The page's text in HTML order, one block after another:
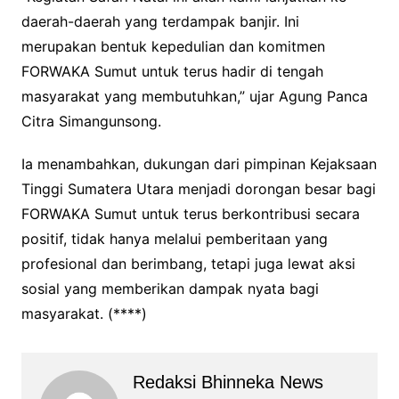
daerah-daerah yang terdampak banjir. Ini
merupakan bentuk kepedulian dan komitmen
FORWAKA Sumut untuk terus hadir di tengah
masyarakat yang membutuhkan,” ujar Agung Panca
Citra Simangunsong.
Ia menambahkan, dukungan dari pimpinan Kejaksaan
Tinggi Sumatera Utara menjadi dorongan besar bagi
FORWAKA Sumut untuk terus berkontribusi secara
positif, tidak hanya melalui pemberitaan yang
profesional dan berimbang, tetapi juga lewat aksi
sosial yang memberikan dampak nyata bagi
masyarakat. (****)
Redaksi Bhinneka News